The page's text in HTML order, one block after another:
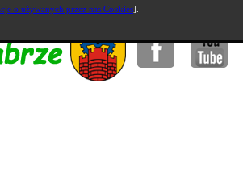
o używanych przez nas Cookies].